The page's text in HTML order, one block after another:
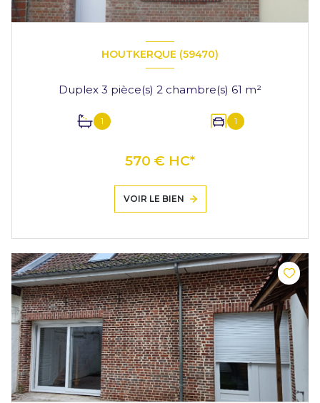
HOUTKERQUE (59470)
Duplex 3 pièce(s) 2 chambre(s) 61 m²
1 1
570 € HC*
VOIR LE BIEN